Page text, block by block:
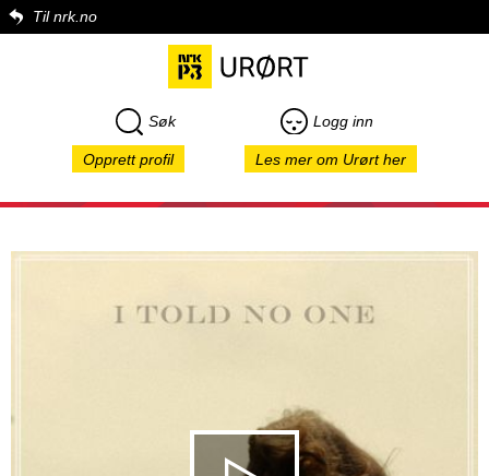
Til nrk.no
Søk Logg inn
Opprett profil Les mer om Urørt her